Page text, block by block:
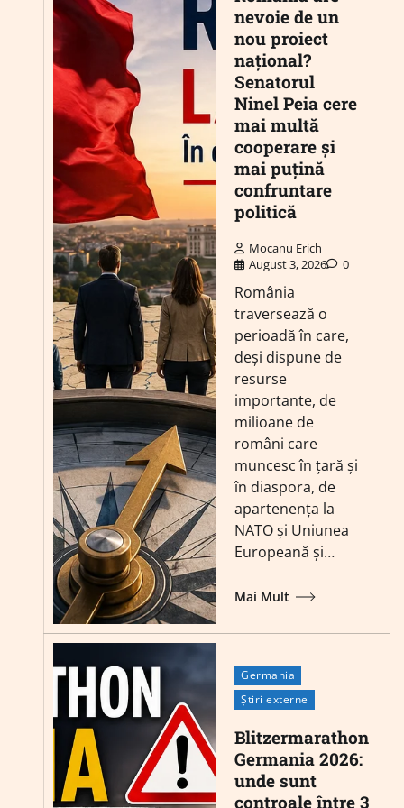
nevoie de un
nou proiect
național?
Senatorul
Ninel Peia cere
mai multă
cooperare și
mai puțină
confruntare
politică
Mocanu Erich
August 3, 2026
0
România
traversează o
perioadă în care,
deși dispune de
resurse
importante, de
milioane de
români care
muncesc în țară și
în diaspora, de
apartenența la
NATO și Uniunea
Europeană și…
Mai Mult
Germania
Știri externe
Blitzermarathon
Germania 2026:
unde sunt
controale între 3